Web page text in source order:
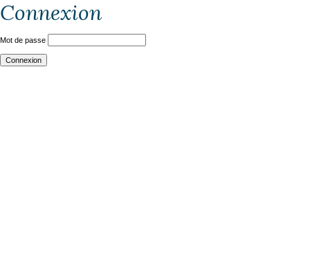
Connexion
Mot de passe